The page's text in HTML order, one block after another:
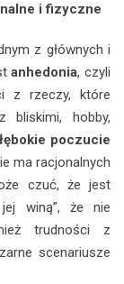
i fizyczne
z głównych i
anhedonia, czyli
z rzeczy, które
bliskimi, hobby,
poczucie
ma racjonalnych
czuć, że jest
winą”, że nie
trudności z
scenariusze